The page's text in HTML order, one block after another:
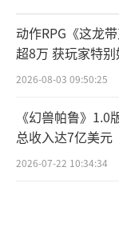
但它在人工智
初见端倪。
工具有望在
大的作用，
编辑：张佳鑫）
动作RPG《这龙
超8万 获玩家特
2026-08-03 09:50:25
《幻兽帕鲁》1.0
总收入达7亿美元
2026-07-22 10:34:34